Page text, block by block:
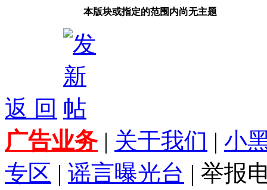
本版块或指定的范围内尚无主题
返 回
广告业务| 关于我们 | 小
专区 | 谣言曝光台 | 举报